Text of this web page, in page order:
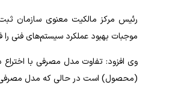
رئیس مرکز مالکیت معنوی سازمان
موجبات بهبود عملکرد سیستم‌­های فنی
وی افزود: تفاوت مدل مصرفی با
(محصول) است در حالی که مدل مصرفی،